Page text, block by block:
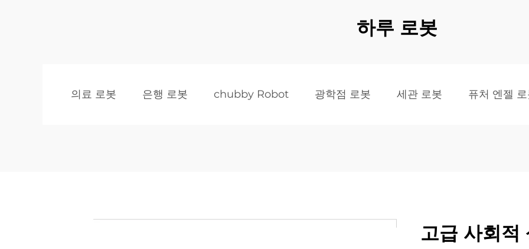
하루 로봇
의료 로봇 은행 로봇 chubby Robot 광학점 로봇 세관 로봇 퓨처 엔젤
고급 사회적